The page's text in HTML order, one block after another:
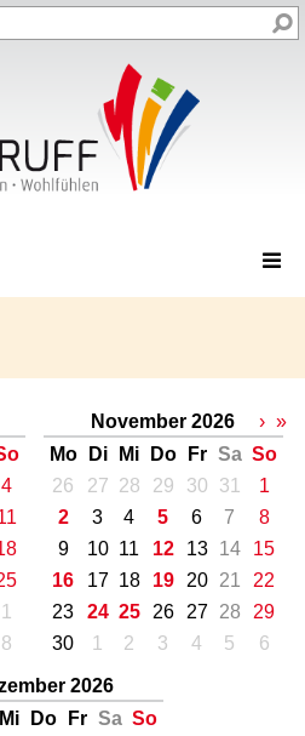
4
1
8
November 2026
Mo
Di Mi Do Fr Sa So
26
27 28 29 30 31
1
2
3 4 5 6 7
8
9
10 11 12 13 14
15
16
17 18 19 20 21
22
23
24 25 26 27 28
29
30
1 2 3 4 5 6
2026
Mi Do Fr Sa So
› »